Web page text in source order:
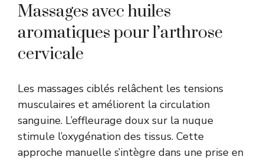
Massages avec huiles
aromatiques pour l’arthrose
cervicale
Les massages ciblés relâchent les tensions
musculaires et améliorent la circulation
sanguine. L’effleurage doux sur la nuque
stimule l’oxygénation des tissus. Cette
approche manuelle s’intègre dans une prise en